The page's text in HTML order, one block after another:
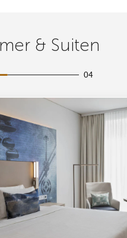
& Suiten
04